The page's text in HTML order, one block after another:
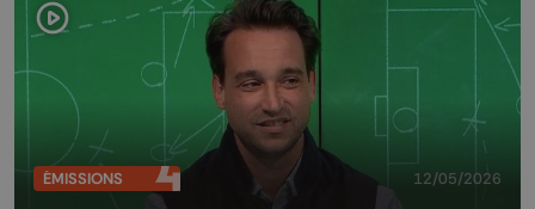
ÉMISSIONS 12/05/2026